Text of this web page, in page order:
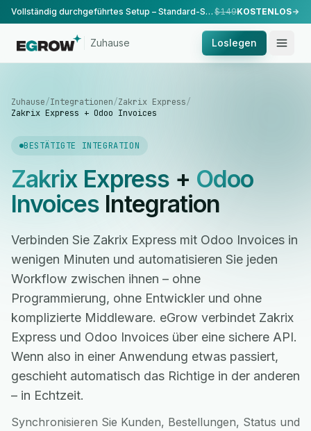
Vollständig durchgeführtes Setup – Standard-Setup, durchgeführt von unserem Team. $149KOSTENLOS
Zuhause Loslegen
Zuhause/Integrationen/Zakrix Express/
Zakrix Express + Odoo Invoices
BESTÄTIGTE INTEGRATION
Zakrix Express+ Odoo
InvoicesIntegration
Verbinden Sie Zakrix Express mit Odoo Invoices in
wenigen Minuten und automatisieren Sie jeden
Workflow zwischen ihnen – ohne
Programmierung, ohne Entwickler und ohne
komplizierte Middleware. eGrow verbindet Zakrix
Express und Odoo Invoices über eine sichere API.
Wenn also in einer Anwendung etwas passiert,
geschieht automatisch das Richtige in der anderen
– in Echtzeit.
Synchronisieren Sie Kunden, Bestellungen, Status und